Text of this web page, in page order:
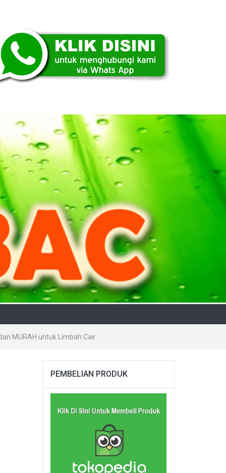
MURAH untuk Limbah Cair
PEMBELIAN PRODUK